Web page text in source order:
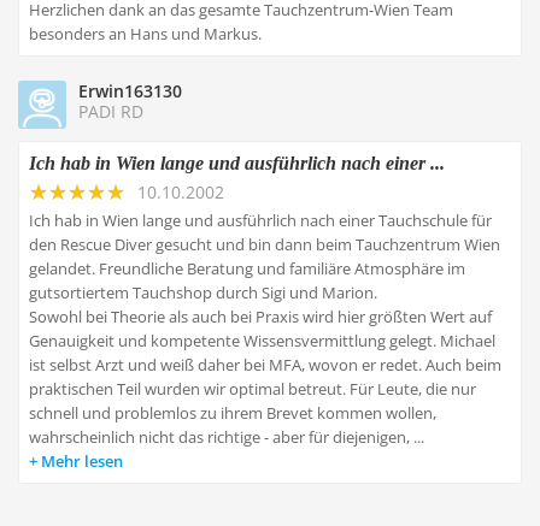
Herzlichen dank an das gesamte Tauchzentrum-Wien Team
besonders an Hans und Markus.
Erwin163130
PADI RD
Ich hab in Wien lange und ausführlich nach einer ...
10.10.2002
Ich hab in Wien lange und ausführlich nach einer Tauchschule für
den Rescue Diver gesucht und bin dann beim Tauchzentrum Wien
gelandet. Freundliche Beratung und familiäre Atmosphäre im
gutsortiertem Tauchshop durch Sigi und Marion.
Sowohl bei Theorie als auch bei Praxis wird hier größten Wert auf
Genauigkeit und kompetente Wissensvermittlung gelegt. Michael
ist selbst Arzt und weiß daher bei MFA, wovon er redet. Auch beim
praktischen Teil wurden wir optimal betreut. Für Leute, die nur
schnell und problemlos zu ihrem Brevet kommen wollen,
wahrscheinlich nicht das richtige - aber für diejenigen, ...
Mehr lesen